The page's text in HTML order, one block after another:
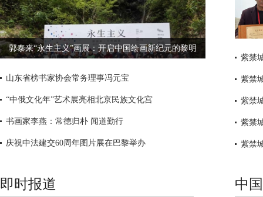
郭泰来“永生主义”画展：开启中国绘画新纪元的黎明
山东省榜书家协会常务理事冯元宝
“中俄文化年”艺术展亮相北京民族文化宫
书画家李燕：常德归朴 闻道勤行
庆祝中法建交60周年图片展在巴黎举办
即时报道 中